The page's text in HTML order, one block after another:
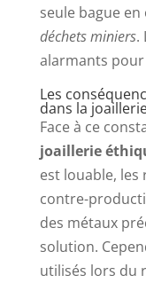
seule bague
déchets miniers.
alarmants
Les
dans la
Face à ce
joaillerie
est louable,
contre-
des métaux
solution.
utilisés lors du